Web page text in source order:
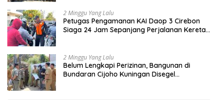
2 Minggu Yang Lalu
Petugas Pengamanan KAI Daop 3 Cirebon
Siaga 24 Jam Sepanjang Perjalanan Kereta
2 Minggu Yang Lalu
Belum Lengkapi Perizinan, Bangunan di
Bundaran Cijoho Kuningan Disegel